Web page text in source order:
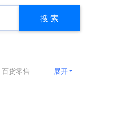
搜 索
百货零售
展开